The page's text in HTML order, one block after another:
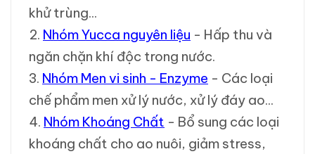
khử trùng...
2. Nhóm Yucca nguyên liệu - Hấp thu và
ngăn chặn khí độc trong nước.
3. Nhóm Men vi sinh - Enzyme - Các loại
chế phẩm men xử lý nước, xử lý đáy ao...
4. Nhóm Khoáng Chất - Bổ sung các loại
khoáng chất cho ao nuôi, giảm stress,